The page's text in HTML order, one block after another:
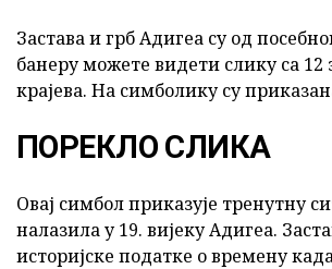
Застава и грб Адигеа су од
банеру можете видети слику са 12
крајева. На симболику су
ПОРЕКЛО СЛИКА
Овај симбол приказује тренутну
налазила у 19. вијеку Адигеа.
историјске податке о времену